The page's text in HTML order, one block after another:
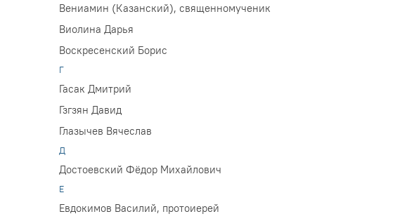
Вениамин (Казанский), священномученик
Виолина Дарья
Воскресенский Борис
Г
Гасак Дмитрий
Гзгзян Давид
Глазычев Вячеслав
Д
Достоевский Фёдор Михайлович
Е
Евдокимов Василий, протоиерей